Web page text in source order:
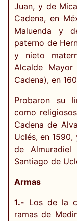
Juan, y de
Cadena, en
Maluenda y
paterno de
y nieto
Alcalde
Cadena), en
Probaron su
como
Cadena de
Uclés, en
de
Santiago de
Armas
1.- Los de la
ramas de